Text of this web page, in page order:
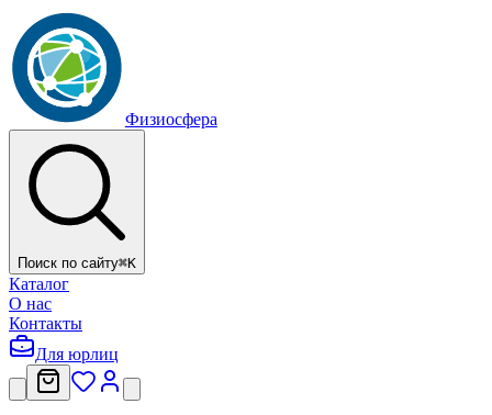
Физиосфера
Поиск по сайту⌘K
Каталог
О нас
Контакты
Для юрлиц